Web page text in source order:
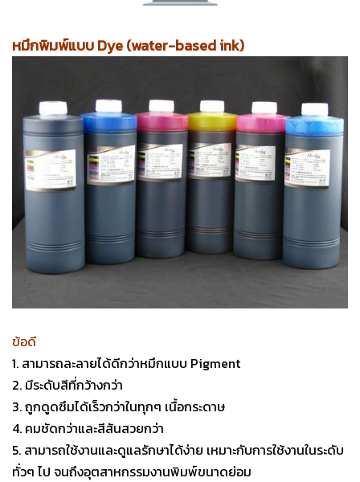
หมึกพิมพ์แบบ Dye (water-based ink)
ข้อดี
1. สามารถละลายได้ดีกว่าหมึกแบบ Pigment
2. มีระดับสีที่กว้างกว่า
3. ถูกดูดซึมได้เร็วกว่าในทุกๆ เนื้อกระดาษ
4. คมชัดกว่าและสีสันสวยกว่า
5. สามารถใช้งานและดูแลรักษาได้ง่าย เหมาะกับการใช้งานในระดับ
ทั่วๆ ไป จนถึงอุตสาหกรรมงานพิมพ์ขนาดย่อม